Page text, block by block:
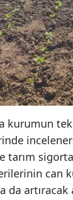
kurumun
tarım
can
artıracak